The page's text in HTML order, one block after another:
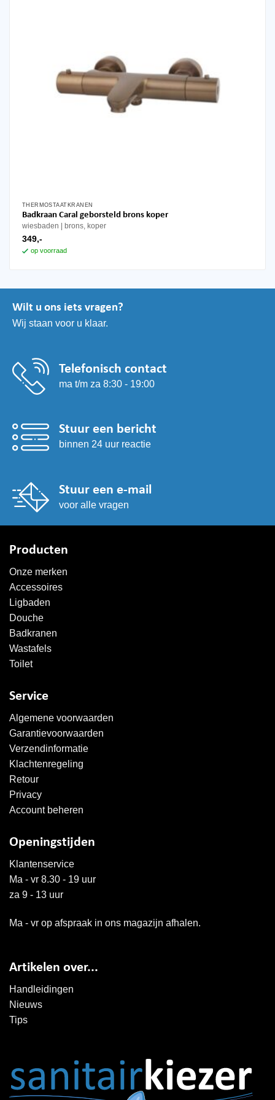
THERMOSTAATKRANEN
Badkraan Caral geborsteld brons koper
wiesbaden brons, koper
349,-
op voorraad
Wilt u ons iets vragen?
Wij staan voor u klaar.
Telefonisch contact
ma t/m za 8:30 - 19:00
Stuur een bericht
binnen 24 uur reactie
Stuur een e-mail
voor alle vragen
Producten
Onze merken
Accessoires
Ligbaden
Douche
Badkranen
Wastafels
Toilet
Service
Algemene voorwaarden
Garantievoorwaarden
Verzendinformatie
Klachtenregeling
Retour
Privacy
Account beheren
Openingstijden
Klantenservice
Ma - vr 8.30 - 19 uur
za 9 - 13 uur
Ma - vr op afspraak in ons magazijn afhalen.
Artikelen over...
Handleidingen
Nieuws
Tips